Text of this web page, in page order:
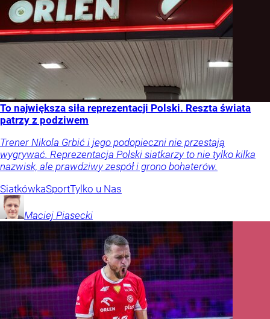
To największa siła reprezentacji Polski. Reszta świata
patrzy z podziwem
Trener Nikola Grbić i jego podopieczni nie przestają
wygrywać. Reprezentacja Polski siatkarzy to nie tylko kilka
nazwisk, ale prawdziwy zespół i grono bohaterów.
SiatkówkaSportTylko u Nas
Maciej Piasecki